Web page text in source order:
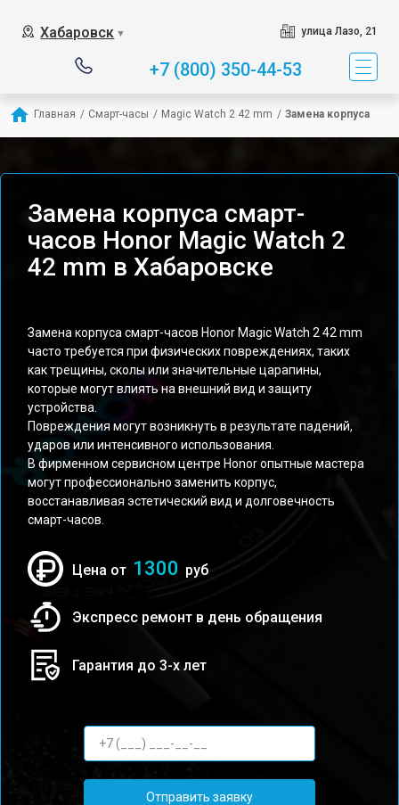
Хабаровск ▼ улица Лазо, 21
+7 (800) 350-44-53
Главная / Смарт-часы / Magic Watch 2 42 mm / Замена корпуса
Замена корпуса смарт-
часов Honor Magic Watch 2
42 mm в Хабаровске
Замена корпуса смарт-часов Honor Magic Watch 2 42 mm
часто требуется при физических повреждениях, таких
как трещины, сколы или значительные царапины,
которые могут влиять на внешний вид и защиту
устройства.
Повреждения могут возникнуть в результате падений,
ударов или интенсивного использования.
В фирменном сервисном центре Honor опытные мастера
могут профессионально заменить корпус,
восстанавливая эстетический вид и долговечность
смарт-часов.
Цена от 1300 руб
Экспресс ремонт в день обращения
Гарантия до 3-х лет
Отправить заявку